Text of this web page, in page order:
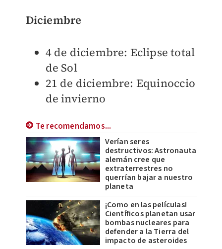
Diciembre
4 de diciembre: Eclipse total
de Sol
21 de diciembre: Equinoccio
de invierno
Te recomendamos...
Verían seres
destructivos: Astronauta
alemán cree que
extraterrestres no
querrían bajar a nuestro
planeta
¡Como en las películas!
Científicos planetan usar
bombas nucleares para
defender a la Tierra del
impacto de asteroides